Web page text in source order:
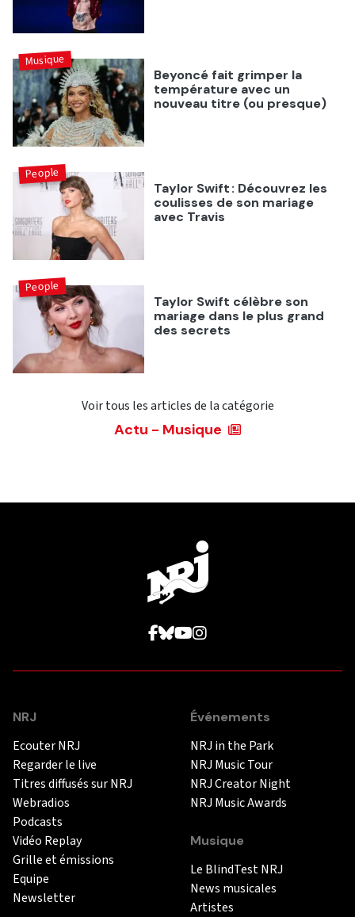
Beyoncé fait grimper la
température avec un
nouveau titre (ou presque)
Musique
Taylor Swift : Découvrez les
coulisses de son mariage
avec Travis
People
Taylor Swift célèbre son
mariage dans le plus grand
des secrets
People
Voir tous les articles de la catégorie
Actu - Musique
NRJ
Ecouter NRJ
Regarder le live
Titres diffusés sur NRJ
Webradios
Podcasts
Vidéo Replay
Grille et émissions
Equipe
Newsletter
Événements
NRJ in the Park
NRJ Music Tour
NRJ Creator Night
NRJ Music Awards
Musique
Le BlindTest NRJ
News musicales
Artistes